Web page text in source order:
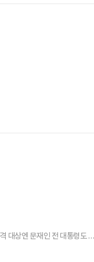
대상엔 문재인 전 대통령도